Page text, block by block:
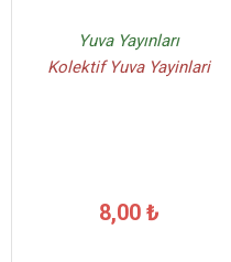
Yuva Yayınları
Kolektif Yuva Yayinlari
8,00 ₺